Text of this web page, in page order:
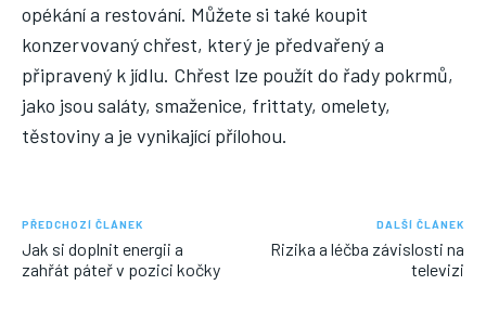
opékání a restování. Můžete si také koupit
konzervovaný chřest, který je předvařený a
připravený k jídlu. Chřest lze použít do řady pokrmů,
jako jsou saláty, smaženice, frittaty, omelety,
těstoviny a je vynikající přílohou.
PŘEDCHOZÍ ČLÁNEK
Jak si doplnit energii a
zahřát páteř v pozici kočky
DALŠÍ ČLÁNEK
Rizika a léčba závislosti na
televizi